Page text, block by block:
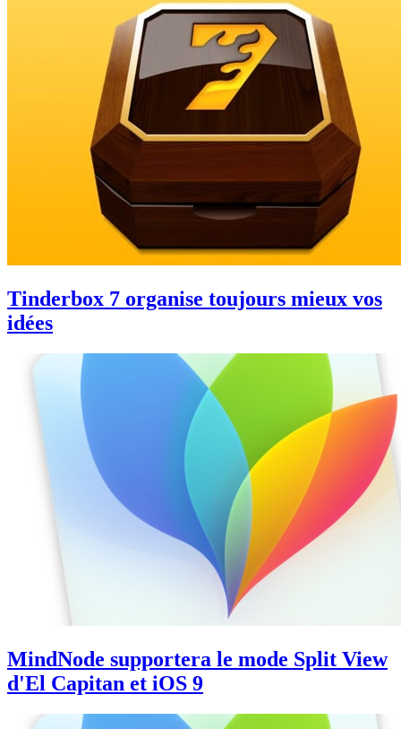
Tinderbox 7 organise toujours mieux vos
idées
MindNode supportera le mode Split View
d'El Capitan et iOS 9